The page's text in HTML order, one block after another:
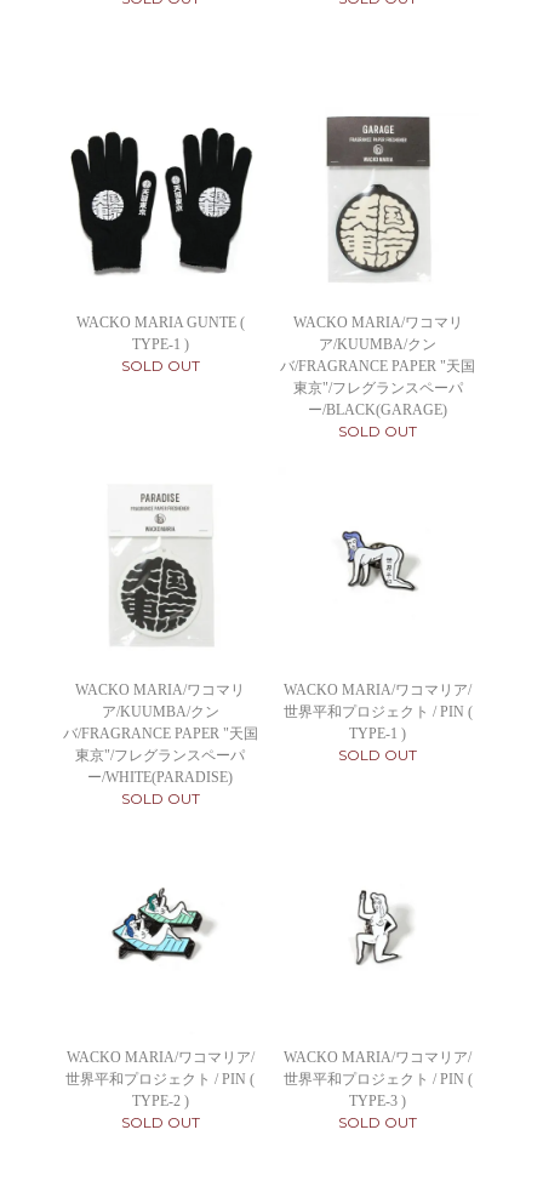
WACKO MARIA GUNTE (
TYPE-1 )
SOLD OUT
WACKO MARIA/ワコマリ
ア/KUUMBA/クン
バ/FRAGRANCE PAPER "天国
東京"/フレグランスペーパ
ー/BLACK(GARAGE)
SOLD OUT
WACKO MARIA/ワコマリ
ア/KUUMBA/クン
バ/FRAGRANCE PAPER "天国
東京"/フレグランスペーパ
ー/WHITE(PARADISE)
SOLD OUT
WACKO MARIA/ワコマリア/
世界平和プロジェクト / PIN (
TYPE-1 )
SOLD OUT
WACKO MARIA/ワコマリア/
世界平和プロジェクト / PIN (
TYPE-2 )
SOLD OUT
WACKO MARIA/ワコマリア/
世界平和プロジェクト / PIN (
TYPE-3 )
SOLD OUT